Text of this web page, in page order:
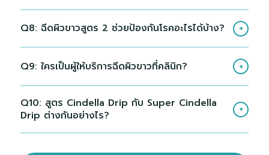
Q8: ฉีดผิวขาวสูตร 2 ช่วยป้องกันโรคอะไรได้บ้าง? +
Q9: ใครเป็นผู้ให้บริการฉีดผิวขาวที่คลินิก? +
Q10: สูตร Cindella Drip กับ Super Cindella
Drip ต่างกันอย่างไร?
+